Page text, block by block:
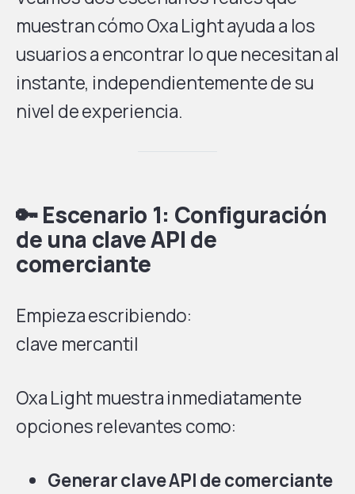
muestran cómo Oxa Light ayuda a los
usuarios a encontrar lo que necesitan al
instante, independientemente de su
nivel de experiencia.
🔑 Escenario 1: Configuración
de una clave API de
comerciante
Empieza escribiendo:
clave mercantil
Oxa Light muestra inmediatamente
opciones relevantes como:
Generar clave API de comerciante